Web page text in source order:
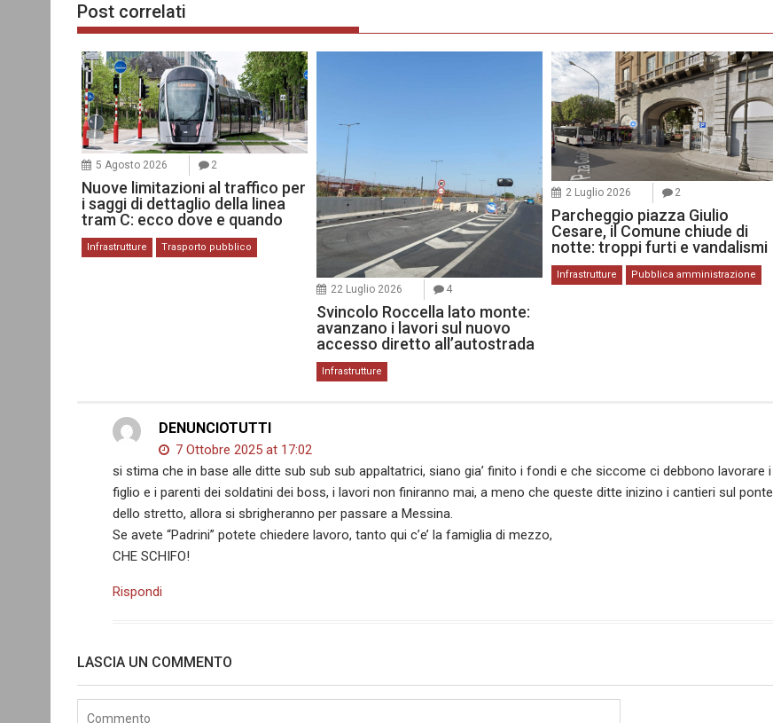
Post correlati
5 Agosto 2026 2
Nuove limitazioni al traffico per
i saggi di dettaglio della linea
tram C: ecco dove e quando
Infrastrutture Trasporto pubblico
22 Luglio 2026 4
Svincolo Roccella lato monte:
avanzano i lavori sul nuovo
accesso diretto all’autostrada
Infrastrutture
2 Luglio 2026 2
Parcheggio piazza Giulio
Cesare, il Comune chiude di
notte: troppi furti e vandalismi
Infrastrutture Pubblica amministrazione
DENUNCIOTUTTI
7 Ottobre 2025 at 17:02
si stima che in base alle ditte sub sub sub appaltatrici, siano gia’ finito i fondi e che siccome ci debbono lavorare i
figlio e i parenti dei soldatini dei boss, i lavori non finiranno mai, a meno che queste ditte inizino i cantieri sul ponte
dello stretto, allora si sbrigheranno per passare a Messina.
Se avete “Padrini” potete chiedere lavoro, tanto qui c’e’ la famiglia di mezzo,
CHE SCHIFO!
Rispondi
LASCIA UN COMMENTO